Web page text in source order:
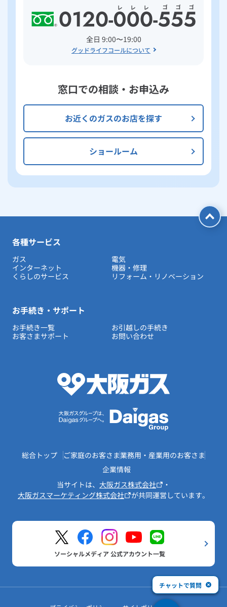
全日 9:00〜19:00
グッドライフコールについて
窓口での相談・お申込み
お近くのガスのお店を探す
ショールーム
各種サービス
ガス
電気
インターネット
機器・修理
くらしのサービス
リフォーム・リノベーション
お手続き・サポート
お手続き一覧
お引越しの手続き
お客さまサポート
お問い合わせ
総合トップ ご家庭のお客さま業務用・産業用のお客さま
企業情報
当サイトは、 大阪ガス株式会社
・
大阪ガスマーケティング株式会社
が共同運営しています。
ソーシャルメディア 公式アカウント一覧
チャットで質問